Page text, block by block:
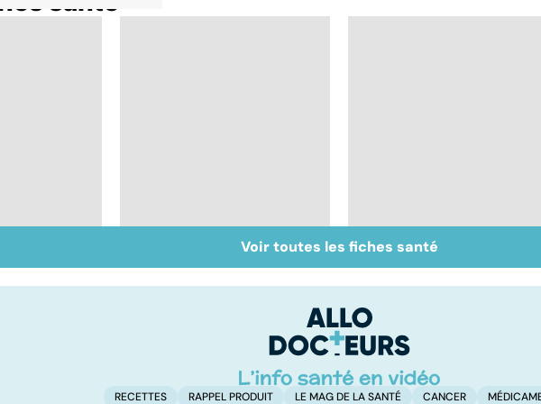
vessie
Mélanome : le plus
redouté des cancers
Prolapsus : quand les
organes descendent
Voir toutes les fiches santé
RECETTES RAPPEL PRODUIT LE MAG DE LA SANTÉ CANCER